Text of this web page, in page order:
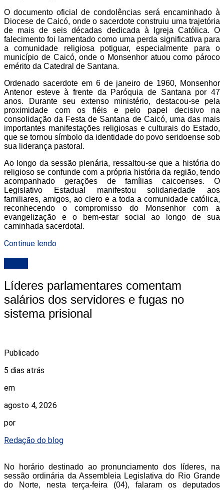
O documento oficial de condolências será encaminhado à
Diocese de Caicó, onde o sacerdote construiu uma trajetória
de mais de seis décadas dedicada à Igreja Católica. O
falecimento foi lamentado como uma perda significativa para
a comunidade religiosa potiguar, especialmente para o
município de Caicó, onde o Monsenhor atuou como pároco
emérito da Catedral de Santana.
Ordenado sacerdote em 6 de janeiro de 1960, Monsenhor
Antenor esteve à frente da Paróquia de Santana por 47
anos. Durante seu extenso ministério, destacou-se pela
proximidade com os fiéis e pelo papel decisivo na
consolidação da Festa de Santana de Caicó, uma das mais
importantes manifestações religiosas e culturais do Estado,
que se tornou símbolo da identidade do povo seridoense sob
sua liderança pastoral.
Ao longo da sessão plenária, ressaltou-se que a história do
religioso se confunde com a própria história da região, tendo
acompanhado gerações de famílias caicoenses. O
Legislativo Estadual manifestou solidariedade aos
familiares, amigos, ao clero e a toda a comunidade católica,
reconhecendo o compromisso do Monsenhor com a
evangelização e o bem-estar social ao longo de sua
caminhada sacerdotal.
Continue lendo
Líderes parlamentares comentam
salários dos servidores e fugas no
sistema prisional
Publicado
5 dias atrás
em
agosto 4, 2026
por
Redação do blog
No horário destinado ao pronunciamento dos líderes, na
sessão ordinária da Assembleia Legislativa do Rio Grande
do Norte, nesta terça-feira (04), falaram os deputados